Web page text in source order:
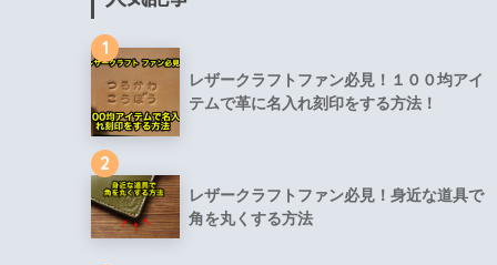
1
レザークラフトファン必見！１００均アイ
テムで革に名入れ刻印をする方法！
2
レザークラフトファン必見！身近な道具で
角を丸くする方法